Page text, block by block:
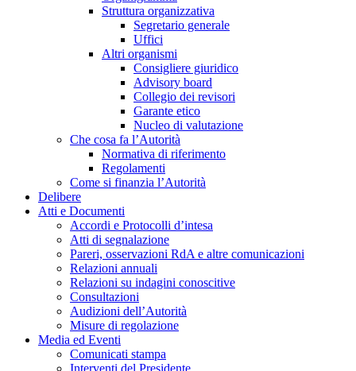
Struttura organizzativa
Segretario generale
Uffici
Altri organismi
Consigliere giuridico
Advisory board
Collegio dei revisori
Garante etico
Nucleo di valutazione
Che cosa fa l’Autorità
Normativa di riferimento
Regolamenti
Come si finanzia l’Autorità
Delibere
Atti e Documenti
Accordi e Protocolli d’intesa
Atti di segnalazione
Pareri, osservazioni RdA e altre comunicazioni
Relazioni annuali
Relazioni su indagini conoscitive
Consultazioni
Audizioni dell’Autorità
Misure di regolazione
Media ed Eventi
Comunicati stampa
Interventi del Presidente